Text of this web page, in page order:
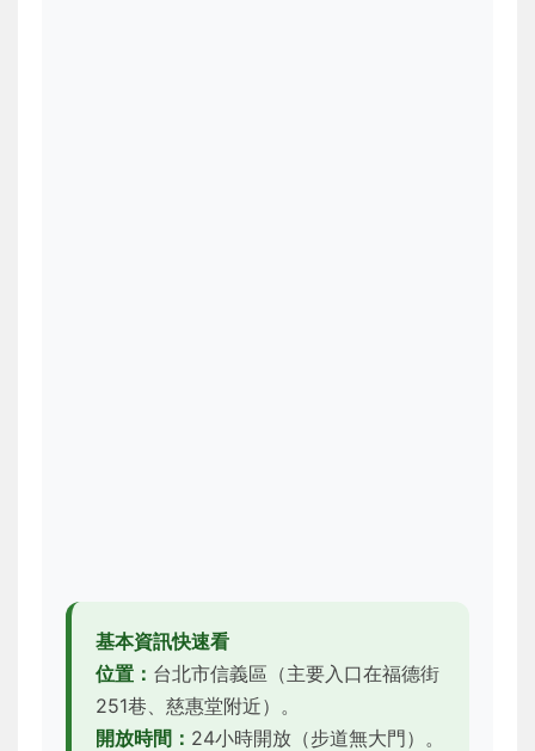
基本資訊快速看
位置： 台北市信義區（主要入口在福德街
251巷、慈惠堂附近）。
開放時間： 24小時開放（步道無大門）。